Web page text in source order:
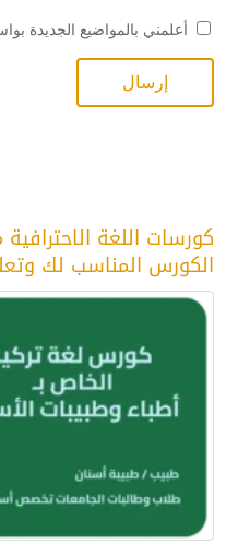
أعلمني بالمواضيع الجديدة
كورسات اللغة
الكورس المناسب لك